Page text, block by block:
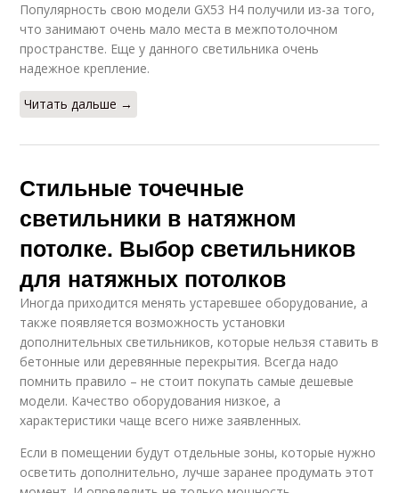
Популярность свою модели GX53 H4 получили из-за того,
что занимают очень мало места в межпотолочном
пространстве. Еще у данного светильника очень
надежное крепление.
Читать дальше →
Стильные точечные
светильники в натяжном
потолке. Выбор светильников
для натяжных потолков
Иногда приходится менять устаревшее оборудование, а
также появляется возможность установки
дополнительных светильников, которые нельзя ставить в
бетонные или деревянные перекрытия. Всегда надо
помнить правило – не стоит покупать самые дешевые
модели. Качество оборудования низкое, а
характеристики чаще всего ниже заявленных.
Если в помещении будут отдельные зоны, которые нужно
осветить дополнительно, лучше заранее продумать этот